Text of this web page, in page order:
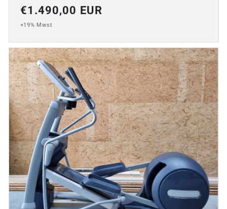
Normaler
Preis
€1.490,00 EUR
+19% Mwst